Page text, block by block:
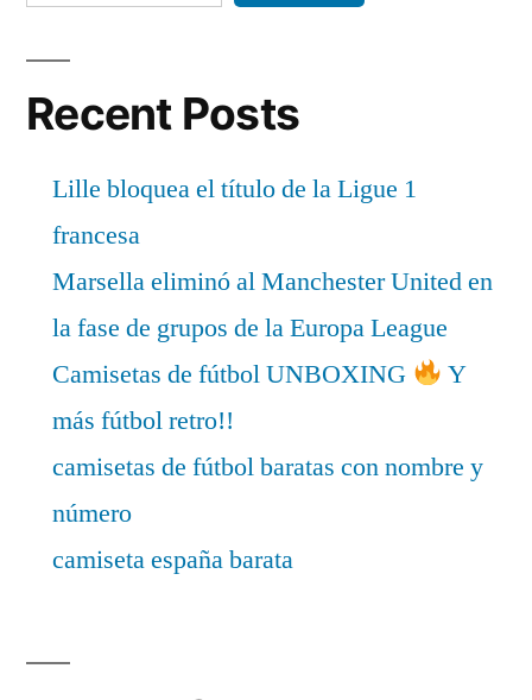
Recent Posts
Lille bloquea el título de la Ligue 1
francesa
Marsella eliminó al Manchester United en
la fase de grupos de la Europa League
Camisetas de fútbol UNBOXING
Y
más fútbol retro!!
camisetas de fútbol baratas con nombre y
número
camiseta españa barata